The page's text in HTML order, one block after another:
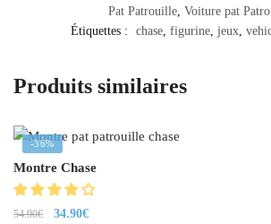
Pat Patrouille Voiture pat
Étiquettes :
chase, figurine, jeux,
Produits similaires
-36%
Montre Chase
54.90€ 34.90€